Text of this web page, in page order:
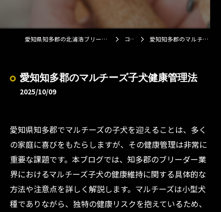
愛知県知多郡の北浦浩ブリーダーならK&H Dog Garden コラム 愛知知多郡のマルチーズ子犬健康管理法
愛知知多郡のマルチーズ子犬健康管理法
2025/10/09
愛知県知多郡でマルチーズの子犬を迎えることは、多く
の家庭に喜びをもたらしますが、その健康管理は非常に
重要な課題です。本ブログでは、知多郡のブリーダー業
界におけるマルチーズ子犬の健康維持に関する具体的な
方法や注意点を詳しく解説します。マルチーズは小型犬
種でありながら、独特の健康リスクを抱えているため、